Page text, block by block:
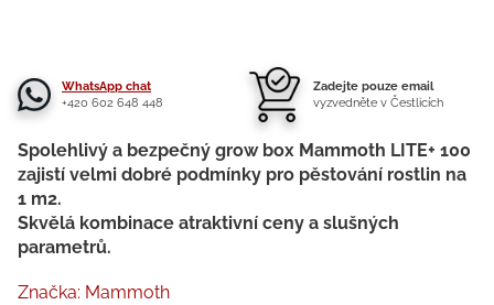
WhatsApp chat
+420 602 648 448
Zadejte pouze email
vyzvedněte v Čestlicích
Spolehlivý a bezpečný grow box Mammoth LITE+ 100
zajistí velmi dobré podmínky pro pěstování rostlin na
1 m2.
Skvělá kombinace atraktivní ceny a slušných
parametrů.
Značka: Mammoth